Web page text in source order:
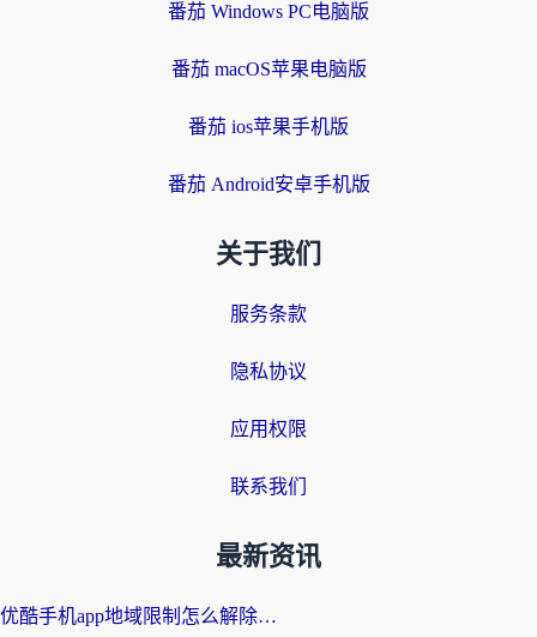
番茄 Windows PC电脑版
番茄 macOS苹果电脑版
番茄 ios苹果手机版
番茄 Android安卓手机版
关于我们
服务条款
隐私协议
应用权限
联系我们
最新资讯
优酷手机app地域限制怎么解除？海外党亲测有效的追剧方案